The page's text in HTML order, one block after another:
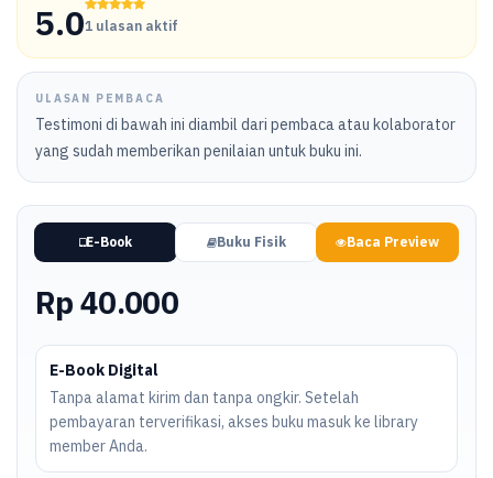
5.01 ulasan aktif
ULASAN PEMBACA
Testimoni di bawah ini diambil dari pembaca atau kolaborator
yang sudah memberikan penilaian untuk buku ini.
E-Book Buku Fisik Baca Preview
Rp 40.000
E-Book Digital
Tanpa alamat kirim dan tanpa ongkir. Setelah
pembayaran terverifikasi, akses buku masuk ke library
member Anda.